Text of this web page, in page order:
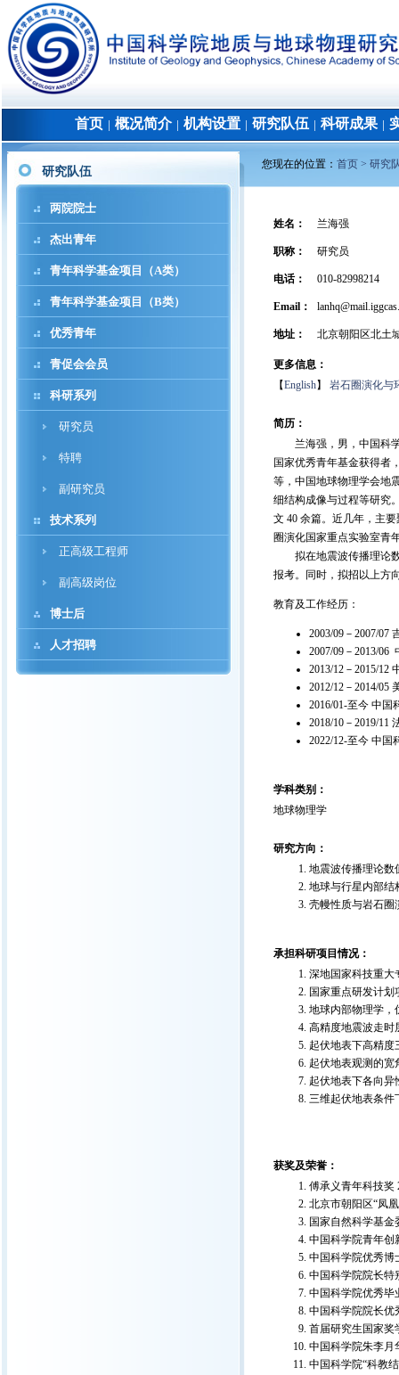
首页 概况简介│ 机构设置 研究队伍 科研成果│
研究队伍
两院院士
杰出青年
青年科学基金项目（A类）
青年科学基金项目（B类）
优秀青年
青促会会员
科研系列
研究员
特聘
副研究员
技术系列
正高级工程师
副高级岗位
博士后
人才招聘
您现在的位置： 首页 > 研究
姓名 ： 兰海强
职称 ： 研究员
电话： 010-82998214
Email：
地址 ： 北京朝阳区北土
更多信息：
【English】 岩石圈演化与
简历：
兰海强，男，中国科学
国家优秀青年基金获得者
等，中国地球物理学会地
细结构成像与过程等研究
文 40 余篇。近几年，主
圈演化国家重点实验室青
拟在地震波传播理论数
报考。同时，拟招以上方
教育及工作经历：
2003/09－2007/07
2007/09－2013/
2013/12－2015/12
2012/12－2014/05
2016/01-至今 中
2018/10－2019/11
2022/12-至今 中
学科类别：
地球物理学
研究方向：
地震波传播理论数
地球与行星内部结
壳幔性质与岩石圈
承担科研项目情况：
深地国家科技重大
国家重点研发计划
地球内部物理学，
高精度地震波走时
起伏地表下高精度
起伏地表观测的宽
起伏地表下各向异
三维起伏地表条件
获奖及荣誉：
傅承义青年科技奖
北京市朝阳区“凤
国家自然科学基金
中国科学院青年创
中国科学院优秀博
中国科学院院长特
中国科学院优秀毕
中国科学院院长优
首届研究生国家奖
中国科学院朱李月
中国科学院“科教